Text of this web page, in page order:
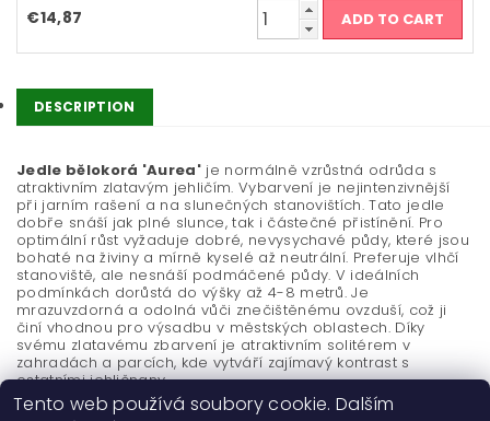
€14,87
DESCRIPTION
Jedle bělokorá 'Aurea' je normálně vzrůstná odrůda s
atraktivním zlatavým jehličím. Vybarvení je nejintenzivnější
při jarním rašení a na slunečných stanovištích. Tato jedle
dobře snáší jak plné slunce, tak i částečné přistínění. Pro
optimální růst vyžaduje dobré, nevysychavé půdy, které jsou
bohaté na živiny a mírně kyselé až neutrální. Preferuje vlhčí
stanoviště, ale nesnáší podmáčené půdy. V ideálních
podmínkách dorůstá do výšky až 4-8 metrů. Je
mrazuvzdorná a odolná vůči znečištěnému ovzduší, což ji
činí vhodnou pro výsadbu v městských oblastech. Díky
svému zlatavému zbarvení je atraktivním solitérem v
zahradách a parcích, kde vytváří zajímavý kontrast s
ostatními jehličnany.
Tento web používá soubory cookie. Dalším